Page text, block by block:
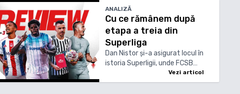
pregătească dubla cu Tromso, din
preliminariile Conference League
ANALIZĂ
Cu ce rămânem după
etapa a treia din
Superliga
Dan Nistor și-a asigurat locul în
istoria Superligii, unde FCSB
rămâne pe primul loc chiar dacă a
pierdut primele puncte
Vezi articol